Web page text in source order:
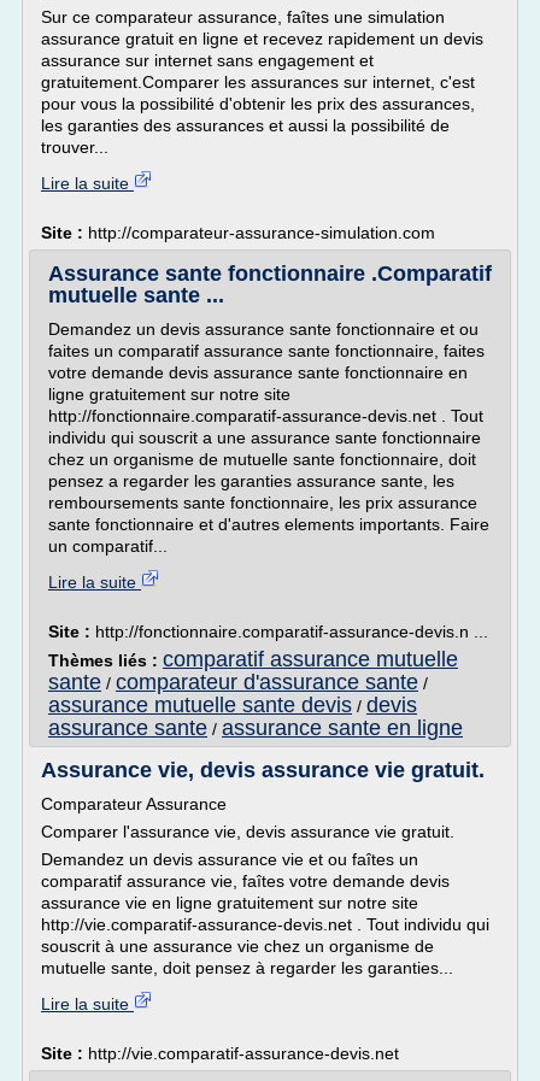
Sur ce comparateur assurance, faîtes une simulation
assurance gratuit en ligne et recevez rapidement un devis
assurance sur internet sans engagement et
gratuitement.Comparer les assurances sur internet, c'est
pour vous la possibilité d'obtenir les prix des assurances,
les garanties des assurances et aussi la possibilité de
trouver...
Lire la suite
Site : http://comparateur-assurance-simulation.com
Assurance sante fonctionnaire .Comparatif
mutuelle sante ...
Demandez un devis assurance sante fonctionnaire et ou
faites un comparatif assurance sante fonctionnaire, faites
votre demande devis assurance sante fonctionnaire en
ligne gratuitement sur notre site
http://fonctionnaire.comparatif-assurance-devis.net . Tout
individu qui souscrit a une assurance sante fonctionnaire
chez un organisme de mutuelle sante fonctionnaire, doit
pensez a regarder les garanties assurance sante, les
remboursements sante fonctionnaire, les prix assurance
sante fonctionnaire et d'autres elements importants. Faire
un comparatif...
Lire la suite
Site : http://fonctionnaire.comparatif-assurance-devis.n ...
Thèmes liés : comparatif assurance mutuelle
sante / comparateur d'assurance sante /
assurance mutuelle sante devis / devis
assurance sante / assurance sante en ligne
Assurance vie, devis assurance vie gratuit.
Comparateur Assurance
Comparer l'assurance vie, devis assurance vie gratuit.
Demandez un devis assurance vie et ou faîtes un
comparatif assurance vie, faîtes votre demande devis
assurance vie en ligne gratuitement sur notre site
http://vie.comparatif-assurance-devis.net . Tout individu qui
souscrit à une assurance vie chez un organisme de
mutuelle sante, doit pensez à regarder les garanties...
Lire la suite
Site : http://vie.comparatif-assurance-devis.net